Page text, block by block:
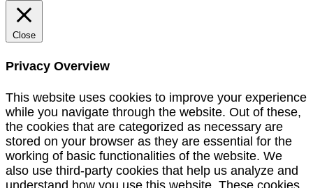
Close
Privacy Overview
This website uses cookies to improve your experience
while you navigate through the website. Out of these,
the cookies that are categorized as necessary are
stored on your browser as they are essential for the
working of basic functionalities of the website. We
also use third-party cookies that help us analyze and
understand how you use this website. These cookies